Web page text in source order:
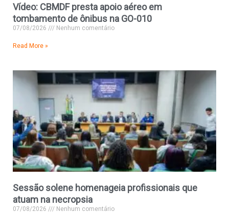
Vídeo: CBMDF presta apoio aéreo em
tombamento de ônibus na GO-010
07/08/2026 Nenhum comentário
Read More »
Sessão solene homenageia profissionais que
atuam na necropsia
07/08/2026 Nenhum comentário